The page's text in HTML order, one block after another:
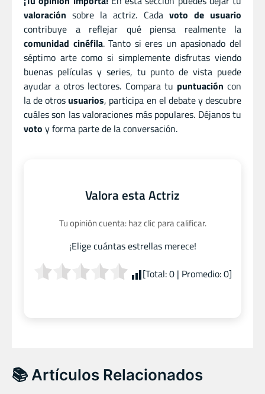
valoración sobre la actriz. Cada voto de usuario
contribuye a reflejar qué piensa realmente la
comunidad cinéfila. Tanto si eres un apasionado del
séptimo arte como si simplemente disfrutas viendo
buenas películas y series, tu punto de vista puede
ayudar a otros lectores. Compara tu puntuación con
la de otros usuarios, participa en el debate y descubre
cuáles son las valoraciones más populares. Déjanos tu
voto y forma parte de la conversación.
Valora esta Actriz
Tu opinión cuenta: haz clic para calificar.
¡Elige cuántas estrellas merece!
[Total:0| Promedio:0]
📚 Artículos Relacionados